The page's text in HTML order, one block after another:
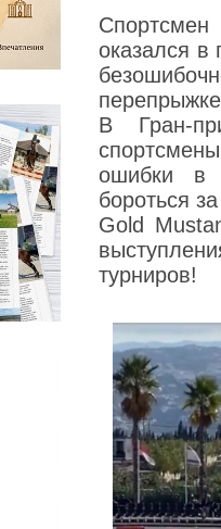
оказался в
В Гран-
ошибки в
бороться
Gold
турниров!